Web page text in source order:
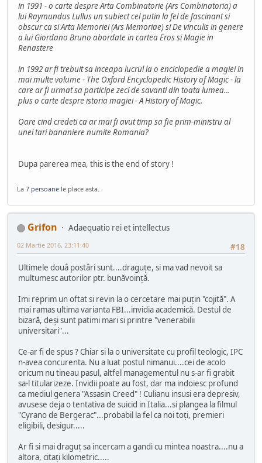
in 1991 - o carte despre Arta Combinatorie (Ars Combinatoria) a
lui Raymundus Lullus un subiect cel putin la fel de fascinant si
obscur ca si Arta Memoriei (Ars Memoriae) si De vinculis in genere
a lui Giordano Bruno abordate in cartea Eros si Magie in
Renastere
in 1992 ar fi trebuit sa inceapa lucrul la o enciclopedie a magiei in
mai multe volume - The Oxford Encyclopedic History of Magic - la
care ar fi urmat sa participe zeci de savanti din toata lumea...
plus o carte despre istoria magiei - A History of Magic.
Oare cind credeti ca ar mai fi avut timp sa fie prim-ministru al
unei tari bananiere numite Romania?
Dupa parerea mea, this is the end of story !
La 7 persoane le place asta.
Grifon
Adaequatio rei et intellectus
#18
02 Martie 2016, 23:11:40
Ultimele douâ postâri sunt....draguțe, si ma vad nevoit sa
multumesc autorilor ptr. bunăvoință.
Imi reprim un oftat si revin la o cercetare mai puțin "cojită". A
mai ramas ultima varianta FBI...invidia academică. Destul de
bizară, deși sunt patimi mari si printre "venerabilii
universitari"...
Ce-ar fi de spus ? Chiar si la o universitate cu profil teologic, IPC
n-avea concurenta. Nu a luat postul nimanui....cei de acolo
oricum nu tineau pasul, altfel managementul nu s-ar fi grabit
sa-l titularizeze. Invidii poate au fost, dar ma indoiesc profund
ca mediul genera "Assasin Creed" ! Culianu insusi era depresiv,
avusese deja o tentativa de suicid in Italia...si plangea la filmul
"Cyrano de Bergerac"...probabil la fel ca noi toți, premieri
eligibili, desigur.....
Ar fi si mai draguț sa incercam a gandi cu mintea noastra....nu a
altora, citați kilometric.....